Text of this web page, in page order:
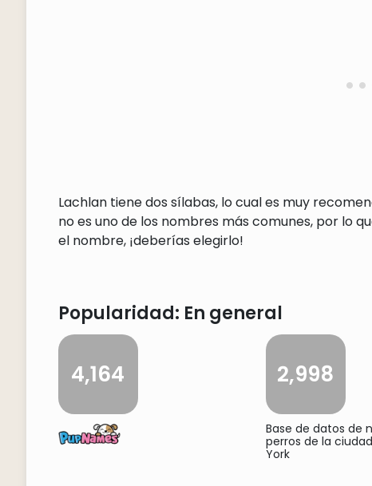
Lachlan tiene dos sílabas, lo cual es muy
no es uno de los nombres más comunes, por lo
el nombre, ¡deberías elegirlo!
Popularidad: En general
4,164 2,998
Base de datos de
perros de la
York